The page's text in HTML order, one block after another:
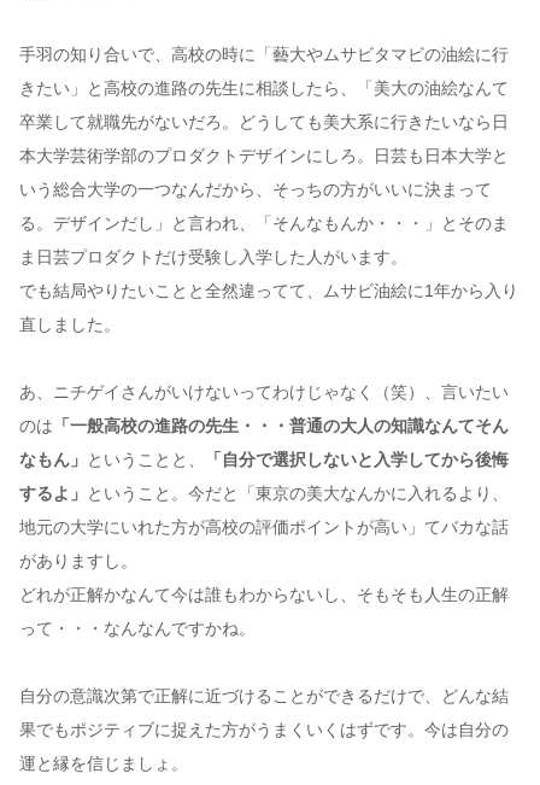
手羽の知り合いで、高校の時に「藝大やムサビタマビの油絵に行
きたい」と高校の進路の先生に相談したら、「美大の油絵なんて
卒業して就職先がないだろ。どうしても美大系に行きたいなら日
本大学芸術学部のプロダクトデザインにしろ。日芸も日本大学と
いう総合大学の一つなんだから、そっちの方がいいに決まって
る。デザインだし」と言われ、「そんなもんか・・・」とそのま
ま日芸プロダクトだけ受験し入学した人がいます。
でも結局やりたいことと全然違ってて、ムサビ油絵に1年から入り
直しました。
あ、ニチゲイさんがいけないってわけじゃなく（笑）、言いたい
のは 「一般高校の進路の先生・・・普通の大人の知識なんてそん
なもん」 ということと、
「自分で選択しないと入学してから後悔
するよ」 ということ。今だと「東京の美大なんかに入れるより、
地元の大学にいれた方が高校の評価ポイントが高い」てバカな話
がありますし。
どれが正解かなんて今は誰もわからないし、そもそも人生の正解
って・・・なんなんですかね。
自分の意識次第で正解に近づけることができるだけで、どんな結
果でもポジティブに捉えた方がうまくいくはずです。今は自分の
運と縁を信じましょ。